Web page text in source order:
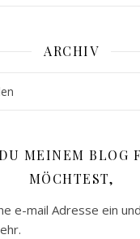
ARCHIV
MEINEM BLOG
MÖCHTEST,
e-mail Adresse ein